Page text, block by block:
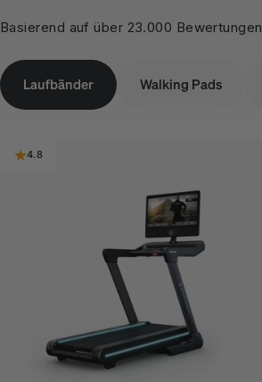
Basierend auf über 23.000 Bewertungen
Laufbänder Walking Pads
4.8